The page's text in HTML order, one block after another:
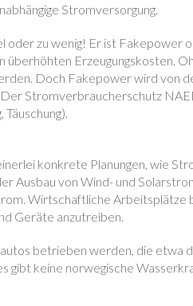
Stromversorgung.
oder zu wenig! Er ist Fakepower
Erzeugungskosten.
Doch Fakepower wird von
Stromverbraucherschutz
konkrete Planungen, wie
Ausbau von Wind- und
Wirtschaftliche Arbeitsplätze
Geräte anzutreiben.
betrieben werden, die etwa
gibt keine norwegische